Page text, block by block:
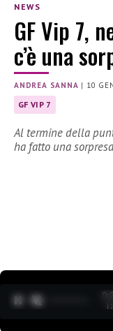
NEWS
GF Vip 7,
c’è una
ANDREA SANNA | 10
GF VIP 7
Al termine della
ha fatto una